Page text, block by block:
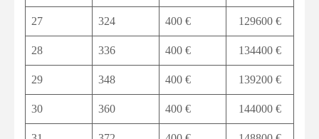
27 324 400 € 129600 €
28 336 400 € 134400 €
29 348 400 € 139200 €
30 360 400 € 144000 €